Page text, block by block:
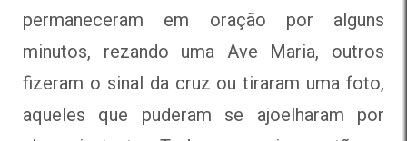
permaneceram em oração por alguns
minutos, rezando uma Ave Maria, outros
fizeram o sinal da cruz ou tiraram uma foto,
aqueles que puderam se ajoelharam por